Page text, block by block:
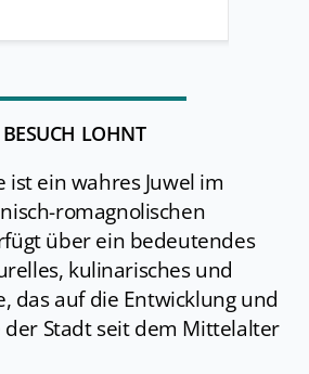
LOHNT
ist ein wahres Juwel im
romagnolischen
über ein bedeutendes
kulinarisches und
das auf die Entwicklung und
der Stadt seit dem Mittelalter